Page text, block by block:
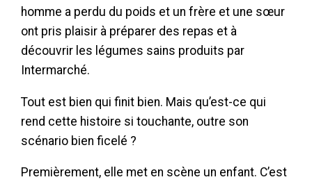
homme a perdu du poids et un frère et une sœur
ont pris plaisir à préparer des repas et à
découvrir les légumes sains produits par
Intermarché.
Tout est bien qui finit bien. Mais qu’est-ce qui
rend cette histoire si touchante, outre son
scénario bien ficelé ?
Premièrement, elle met en scène un enfant. C’est